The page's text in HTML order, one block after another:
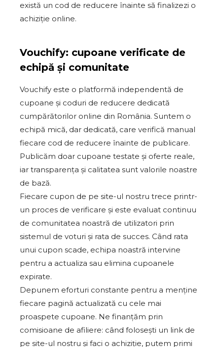
există un cod de reducere înainte să finalizezi o
achiziție online.
Vouchify: cupoane verificate de
echipă și comunitate
Vouchify este o platformă independentă de
cupoane și coduri de reducere dedicată
cumpărătorilor online din România. Suntem o
echipă mică, dar dedicată, care verifică manual
fiecare cod de reducere înainte de publicare.
Publicăm doar cupoane testate și oferte reale,
iar transparența și calitatea sunt valorile noastre
de bază.
Fiecare cupon de pe site-ul nostru trece printr-
un proces de verificare și este evaluat continuu
de comunitatea noastră de utilizatori prin
sistemul de voturi și rata de succes. Când rata
unui cupon scade, echipa noastră intervine
pentru a actualiza sau elimina cupoanele
expirate.
Depunem eforturi constante pentru a menține
fiecare pagină actualizată cu cele mai
proaspete cupoane. Ne finanțăm prin
comisioane de afiliere: când folosești un link de
pe site-ul nostru și faci o achiziție, putem primi